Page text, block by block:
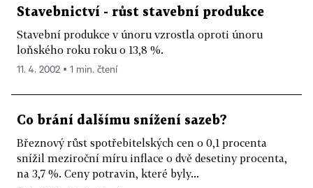
Stavebnictví - růst stavební produkce
Stavební produkce v únoru vzrostla oproti únoru
loňského roku roku o 13,8 %.
11. 4. 2002 ▪ 1 min. čtení
Co brání dalšímu snížení sazeb?
Březnový růst spotřebitelských cen o 0,1 procenta
snížil meziroční míru inflace o dvě desetiny procenta,
na 3,7 %. Ceny potravin, které byly...